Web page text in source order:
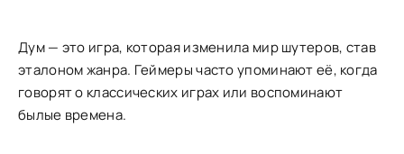
Дум — это игра, которая изменила мир шутеров, став
эталоном жанра. Геймеры часто упоминают её, когда
говорят о классических играх или воспоминают
былые времена.